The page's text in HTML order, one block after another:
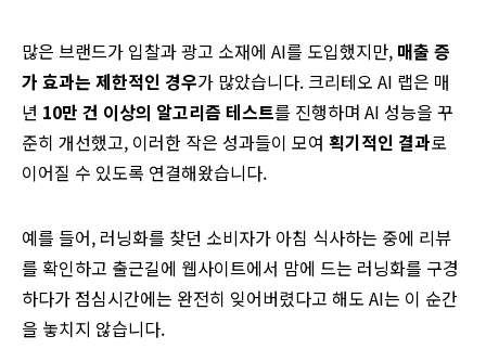
많은 브랜드가 입찰과 광고 소재에 AI를 도입했지만, 매출 증
가 효과는 제한적인 경우가 많았습니다. 크리테오 AI 랩은 매
년 10만 건 이상의 알고리즘 테스트를 진행하며 AI 성능을 꾸
준히 개선했고, 이러한 작은 성과들이 모여 획기적인 결과로
이어질 수 있도록 연결해왔습니다.
예를 들어, 러닝화를 찾던 소비자가 아침 식사하는 중에 리뷰
를 확인하고 출근길에 웹사이트에서 맘에 드는 러닝화를 구경
하다가 점심시간에는 완전히 잊어버렸다고 해도 AI는 이 순간
을 놓치지 않습니다.